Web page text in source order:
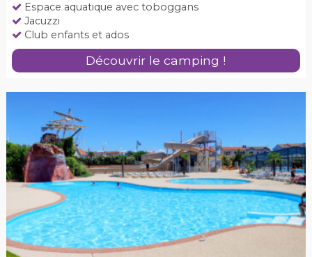
Espace aquatique avec toboggans
Jacuzzi
Club enfants et ados
Découvrir le camping !